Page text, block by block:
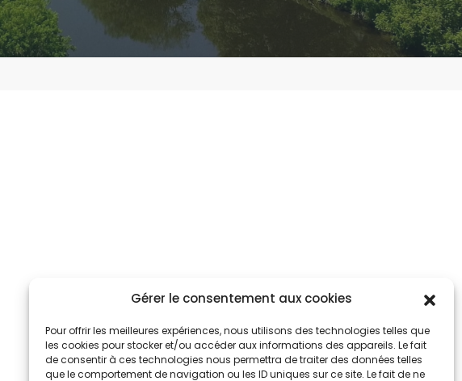
Gérer le consentement aux cookies
Pour offrir les meilleures expériences, nous utilisons des technologies telles que
les cookies pour stocker et/ou accéder aux informations des appareils. Le fait
de consentir à ces technologies nous permettra de traiter des données telles
que le comportement de navigation ou les ID uniques sur ce site. Le fait de ne
Restez informés
Abonnez-vous aux alertes municipales
Je m'abonne